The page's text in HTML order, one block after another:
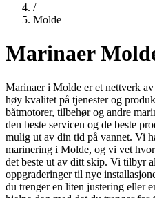
/
Molde
Marinaer
Marinaer i Molde er et nettverk
høy kvalitet på tjenester og
båtmotorer, tilbehør og andre
den beste servicen og de beste
mulig ut av din tid på vannet. Vi
marinering i Molde, og vi vet
det beste ut av ditt skip. Vi tilbyr
oppgraderinger til nye
du trenger en liten justering eller